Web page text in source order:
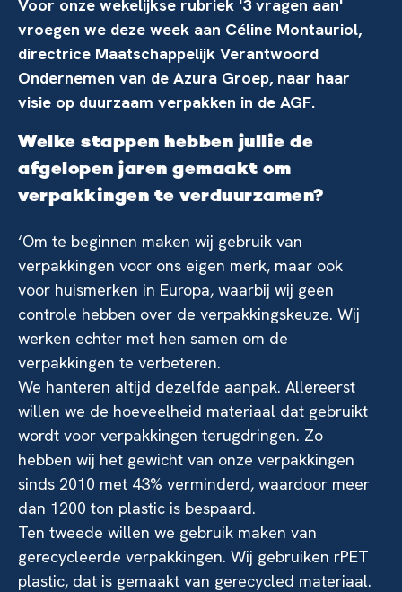
Voor onze wekelijkse rubriek '3 vragen aan'
vroegen we deze week aan Céline Montauriol,
directrice Maatschappelijk Verantwoord
Ondernemen van de Azura Groep, naar haar
visie op duurzaam verpakken in de AGF.
Welke stappen hebben jullie de
afgelopen jaren gemaakt om
verpakkingen te verduurzamen?
‘Om te beginnen maken wij gebruik van
verpakkingen voor ons eigen merk, maar ook
voor huismerken in Europa, waarbij wij geen
controle hebben over de verpakkingskeuze. Wij
werken echter met hen samen om de
verpakkingen te verbeteren.
We hanteren altijd dezelfde aanpak. Allereerst
willen we de hoeveelheid materiaal dat gebruikt
wordt voor verpakkingen terugdringen. Zo
hebben wij het gewicht van onze verpakkingen
sinds 2010 met 43% verminderd, waardoor meer
dan 1200 ton plastic is bespaard.
Ten tweede willen we gebruik maken van
gerecycleerde verpakkingen. Wij gebruiken rPET
plastic, dat is gemaakt van gerecycled materiaal.